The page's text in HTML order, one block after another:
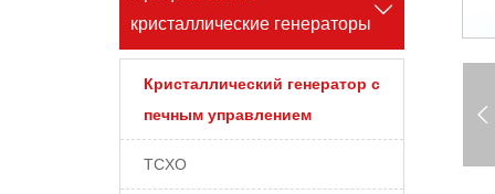
кристаллические генераторы

Кристаллический генератор с
печным управлением
TCXO
